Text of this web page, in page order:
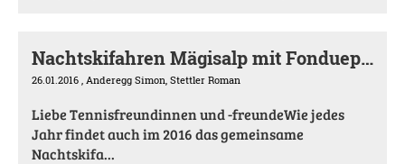
Nachtskifahren Mägisalp mit Fondueplausch
26.01.2016 , Anderegg Simon, Stettler Roman
Liebe Tennisfreundinnen und -freundeWie jedes
Jahr findet auch im 2016 das gemeinsame
Nachtskifa...